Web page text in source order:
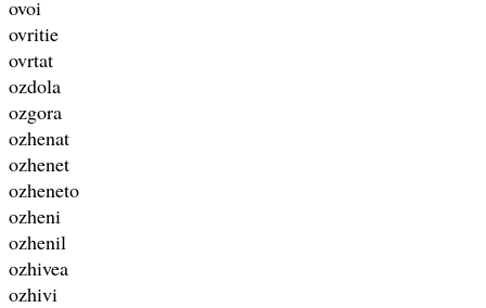
ovoi
ovritie
ovrtat
ozdola
ozgora
ozhenat
ozhenet
ozheneto
ozheni
ozhenil
ozhivea
ozhivi